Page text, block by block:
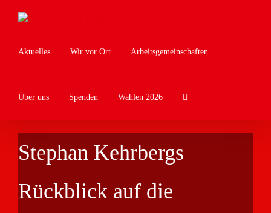
Inhalt
Aktuelles Wir vor Ort Arbeitsgemeinschaften
Über uns Spenden Wahlen 2026
Stephan Kehrbergs
Rückblick auf die